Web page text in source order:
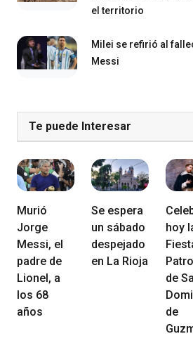
el territorio
Milei se refirió al
Messi
Te puede Interesar
Murió
Jorge
Messi, el
padre de
Lionel, a
los 68
años
Se espera
un sábado
despejado
en La Rioja
hoy
de
de